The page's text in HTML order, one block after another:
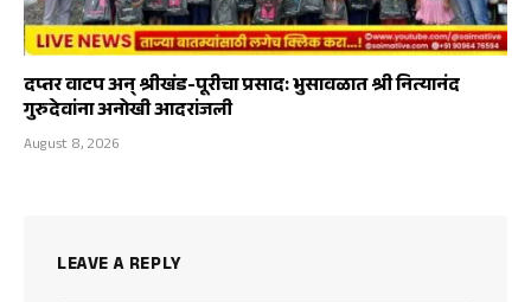
दप्तर वाटप अन् श्रीखंड-पूरीचा प्रसाद: भुसावळात श्री नित्यानंद
गुरुदेवांना अनोखी आदरांजली
August 8, 2026
LEAVE A REPLY